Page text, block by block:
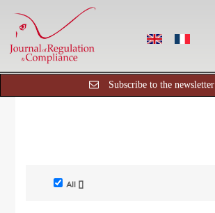
Subscribe to the newsletter
All []